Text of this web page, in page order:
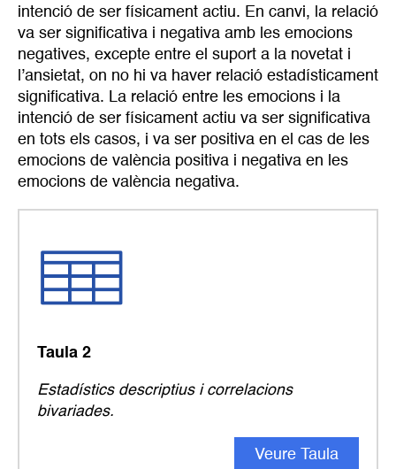
intenció de ser físicament actiu. En canvi, la relació
va ser significativa i negativa amb les emocions
negatives, excepte entre el suport a la novetat i
l’ansietat, on no hi va haver relació estadísticament
significativa. La relació entre les emocions i la
intenció de ser físicament actiu va ser significativa
en tots els casos, i va ser positiva en el cas de les
emocions de valència positiva i negativa en les
emocions de valència negativa.
Taula 2
Estadístics descriptius i correlacions
bivariades.
Veure Taula